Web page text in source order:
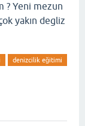
? Yeni mezun
yakın degliz
denizcilik eğitimi